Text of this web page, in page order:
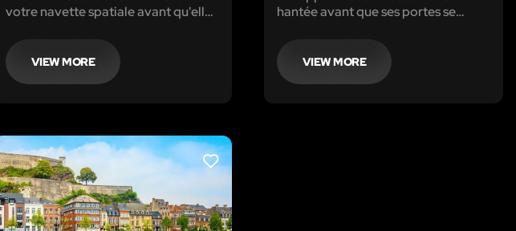
votre navette spatiale avant qu'elle
soleil ?
VIEW MORE
hantée avant que ses portes se
VIEW MORE
LIKE